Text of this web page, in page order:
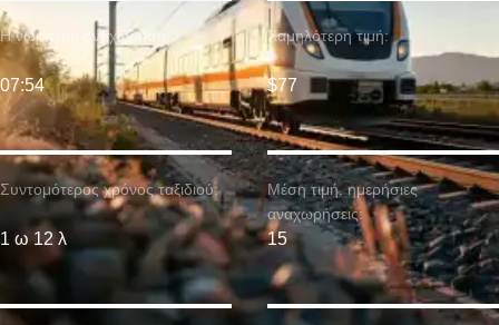
Συντομότερος χρόνος ταξιδιού:
1 ω 12 λ
Η νωρίτερη αναχώρηση:
07:54
Χαμηλότερη τιμή:
$77
Μέση τιμή. ημερήσιες
αναχωρήσεις:
15